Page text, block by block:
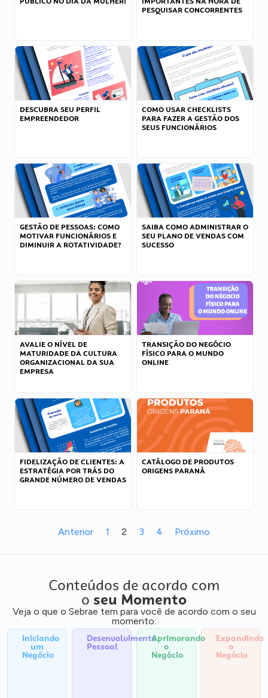
PESQUISAR CONCORRENTES
DESCUBRA SEU PERFIL
EMPREENDEDOR
COMO USAR CHECKLISTS
PARA FAZER A GESTÃO DOS
SEUS FUNCIONÁRIOS
GESTÃO DE PESSOAS: COMO
MOTIVAR FUNCIONÁRIOS E
DIMINUIR A ROTATIVIDADE?
SAIBA COMO ADMINISTRAR O
SEU PLANO DE VENDAS COM
SUCESSO
AVALIE O NÍVEL DE
MATURIDADE DA CULTURA
ORGANIZACIONAL DA SUA
EMPRESA
TRANSIÇÃO DO NEGÓCIO
FÍSICO PARA O MUNDO
ONLINE
FIDELIZAÇÃO DE CLIENTES: A
ESTRATÉGIA POR TRÁS DO
GRANDE NÚMERO DE VENDAS
CATÁLOGO DE PRODUTOS
ORIGENS PARANÁ
Anterior 1 2 3 4 Próximo
Conteúdos de acordo com
o seu Momento
Veja o que o Sebrae tem para você de acordo com o seu
momento:
Iniciando
um
Negócio
Desenvolvimento
Pessoal
Aprimorando
o
Negócio
Expandindo
o
Negócio